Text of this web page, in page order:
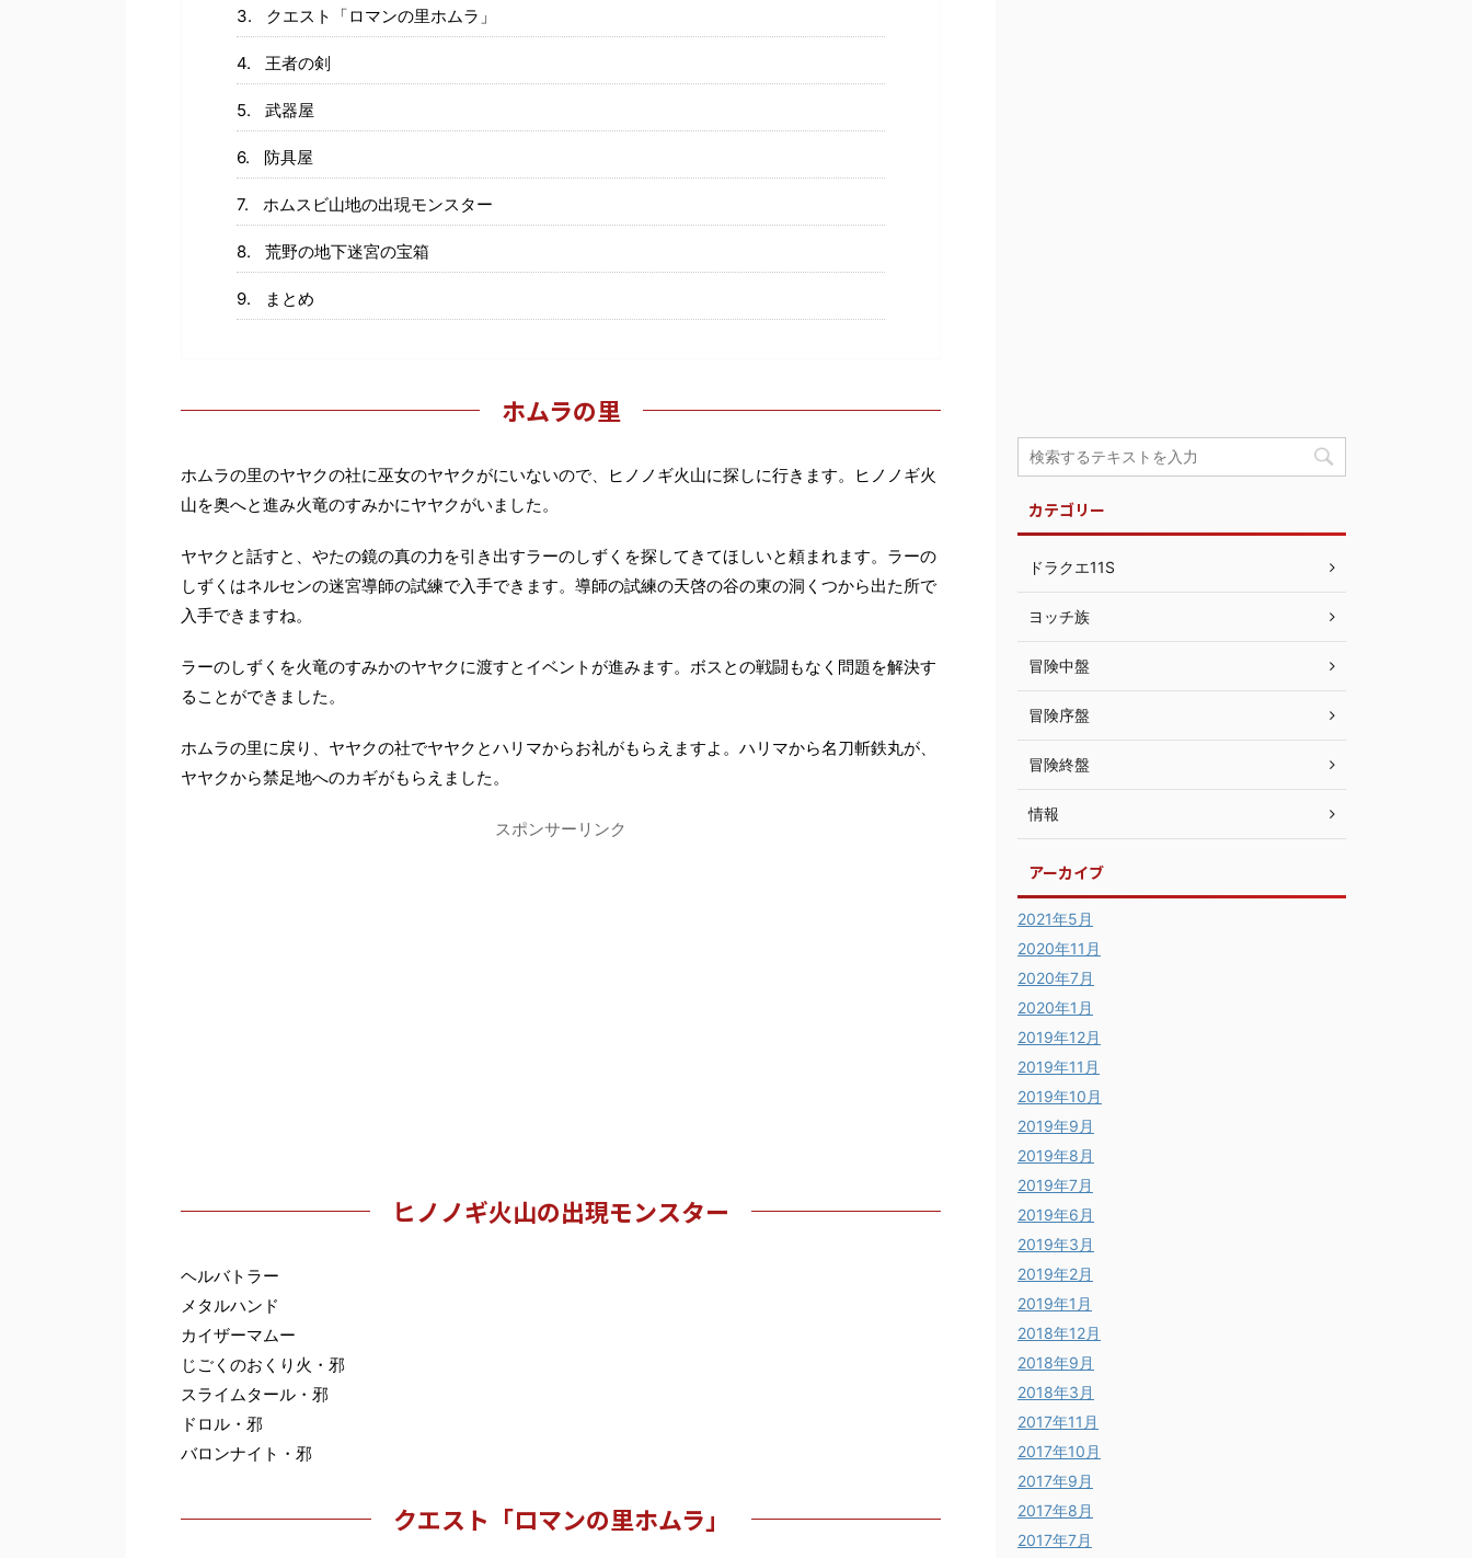
クエスト「ロマンの里ホムラ」
王者の剣
武器屋
防具屋
ホムスビ山地の出現モンスター
荒野の地下迷宮の宝箱
まとめ
ホムラの里
ホムラの里のヤヤクの社に巫女のヤヤクがにいないので、ヒノノギ火山に探しに行きます。ヒノノギ火
山を奥へと進み火竜のすみかにヤヤクがいました。
ヤヤクと話すと、やたの鏡の真の力を引き出すラーのしずくを探してきてほしいと頼まれます。ラーの
しずくはネルセンの迷宮導師の試練で入手できます。導師の試練の天啓の谷の東の洞くつから出た所で
入手できますね。
ラーのしずくを火竜のすみかのヤヤクに渡すとイベントが進みます。ボスとの戦闘もなく問題を解決す
ることができました。
ホムラの里に戻り、ヤヤクの社でヤヤクとハリマからお礼がもらえますよ。ハリマから名刀斬鉄丸が、
ヤヤクから禁足地へのカギがもらえました。
スポンサーリンク
ヒノノギ火山の出現モンスター
ヘルバトラー
メタルハンド
カイザーマムー
じごくのおくり火・邪
スライムタール・邪
ドロル・邪
バロンナイト・邪
クエスト「ロマンの里ホムラ」
カテゴリー
ドラクエ11S
ヨッチ族
冒険中盤
冒険序盤
冒険終盤
情報
アーカイブ
2021年5月
2020年11月
2020年7月
2020年1月
2019年12月
2019年11月
2019年10月
2019年9月
2019年8月
2019年7月
2019年6月
2019年3月
2019年2月
2019年1月
2018年12月
2018年9月
2018年3月
2017年11月
2017年10月
2017年9月
2017年8月
2017年7月